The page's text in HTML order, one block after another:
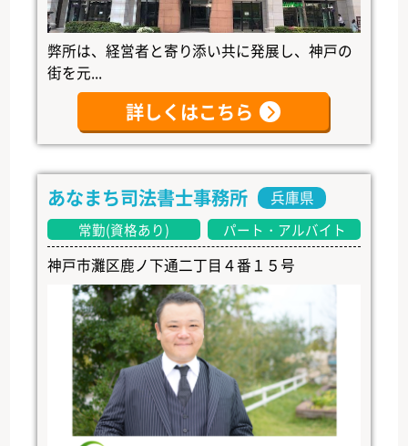
弊所は、経営者と寄り添い共に発展し、神戸の
街を元...
詳しくはこちら
あなまち司法書士事務所 兵庫県
常勤(資格あり) パート・アルバイト
神戸市灘区鹿ノ下通二丁目４番１５号